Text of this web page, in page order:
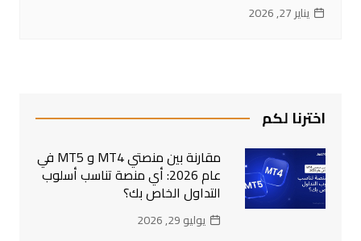
يناير 27, 2026
اخترنا لكم
مقارنة بين منصتي MT4 و MT5 في
عام 2026: أي منصة تناسب أسلوب
التداول الخاص بك؟
يوليو 29, 2026